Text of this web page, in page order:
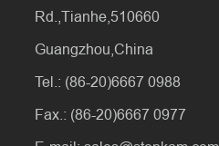
Rd.,Tianhe,510660
Guangzhou,China
Tel.: (86-20)6667 0988
Fax.: (86-20)6667 0977